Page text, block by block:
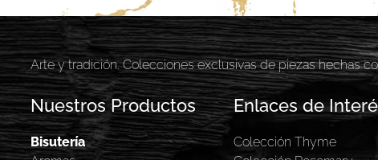
Arte y tradición. Colecciones exclusivas de piezas hechas
Nuestros Productos
Bisutería
Enlaces de
Colección Thyme